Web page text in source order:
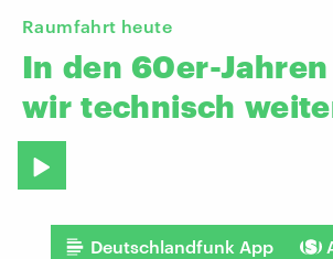
Raumfahrt heute
In den 60er-Jahren
wir technisch
Deutschlandfunk App